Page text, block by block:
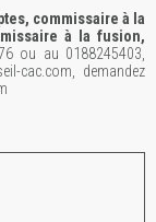
commissaire à la
à la fusion,
ou au 0188245403,
cac.com, demandez